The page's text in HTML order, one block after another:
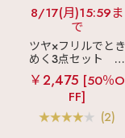
8/17(月)15:59ま
で
ツヤ×フリルでとき
めく3点セット
シ
ルキー ショートパ
ンツ 3点セット
￥2,475 [50％O
FF]
(2)